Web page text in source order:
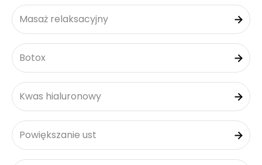
Masaż relaksacyjny
Botox
Kwas hialuronowy
Powiększanie ust